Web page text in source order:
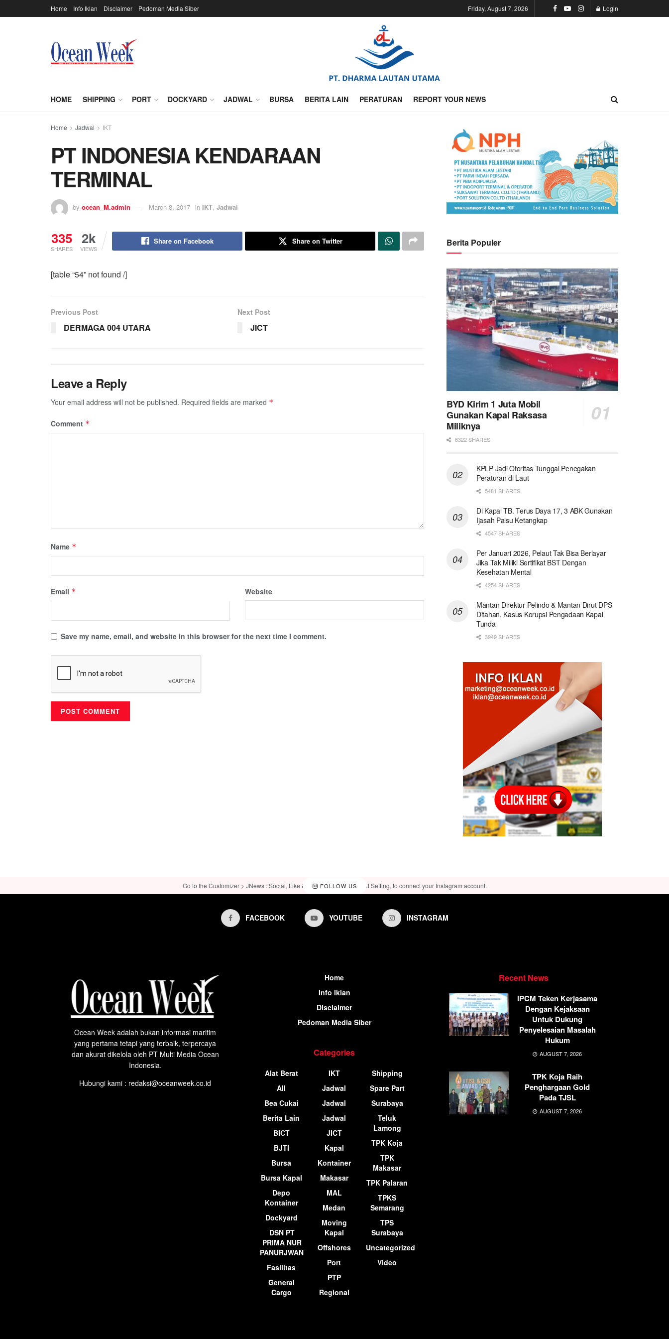
Home Info Iklan Disclaimer Pedoman Media Siber Friday, August 7, 2026 Login
HOME SHIPPING PORT DOCKYARD JADWAL BURSA BERITA LAIN PERATURAN REPORT YOUR NEWS
Home Jadwal IKT
PT INDONESIA KENDARAAN
TERMINAL
by ocean_M.admin March 8, 2017 in IKT, Jadwal
335
SHARES
2k
VIEWS
Share on Facebook Share on Twitter
[table “54” not found /]
Previous Post
DERMAGA 004 UTARA
Next Post
JICT
Leave a Reply
Your email address will not be published. Required fields are marked *
Comment *
Name *
Email * Website
Save my name, email, and website in this browser for the next time I comment.
Berita Populer
BYD Kirim 1 Juta Mobil
Gunakan Kapal Raksasa
Miliknya
6322 SHARES
KPLP Jadi Otoritas Tunggal Penegakan
Peraturan di Laut
5481 SHARES
Di Kapal TB. Terus Daya 17, 3 ABK Gunakan
Ijasah Palsu Ketangkap
4547 SHARES
Per Januari 2026, Pelaut Tak Bisa Berlayar
Jika Tak Miliki Sertifikat BST Dengan
Kesehatan Mental
4254 SHARES
Mantan Direktur Pelindo & Mantan Dirut DPS
Ditahan, Kasus Korupsi Pengadaan Kapal
Tunda
3949 SHARES
FOLLOW US
Go to the Customizer > JNews : Social, Like & View > Instagram Feed Setting, to connect your Instagram account.
FACEBOOK YOUTUBE INSTAGRAM
Ocean Week adalah bukan informasi maritim
yang pertama tetapi yang terbaik, terpercaya
dan akurat dikelola oleh PT Multi Media Ocean
Indonesia.
Hubungi kami : redaksi@oceanweek.co.id
Home
Info Iklan
Disclaimer
Pedoman Media Siber
Categories
Alat Berat
All
Bea Cukai
Berita Lain
BICT
BJTI
Bursa
Bursa Kapal
Depo
Kontainer
Dockyard
DSN PT
PRIMA NUR
PANURJWAN
Fasilitas
General
Cargo
IKT
Jadwal
Jadwal
Jadwal
JICT
Kapal
Kontainer
Makasar
MAL
Medan
Moving
Kapal
Offshores
Port
PTP
Regional
Shipping
Spare Part
Surabaya
Teluk
Lamong
TPK Koja
TPK
Makasar
TPK Palaran
TPKS
Semarang
TPS
Surabaya
Uncategorized
Video
Recent News
IPCM Teken Kerjasama
Dengan Kejaksaan
Untuk Dukung
Penyelesaian Masalah
Hukum
AUGUST 7, 2026
TPK Koja Raih
Penghargaan Gold
Pada TJSL
AUGUST 7, 2026